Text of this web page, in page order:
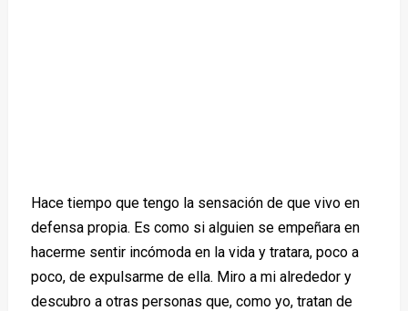
Hace tiempo que tengo la sensación de que vivo en
defensa propia. Es como si alguien se empeñara en
hacerme sentir incómoda en la vida y tratara, poco a
poco, de expulsarme de ella. Miro a mi alrededor y
descubro a otras personas que, como yo, tratan de